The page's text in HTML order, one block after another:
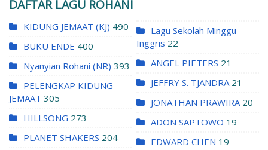
DAFTAR LAGU ROHANI
KIDUNG JEMAAT (KJ) 490
BUKU ENDE 400
Nyanyian Rohani (NR) 393
PELENGKAP KIDUNG
JEMAAT 305
HILLSONG 273
PLANET SHAKERS 204
Lagu Sekolah Minggu
Inggris 22
ANGEL PIETERS 21
JEFFRY S. TJANDRA 21
JONATHAN PRAWIRA 20
ADON SAPTOWO 19
EDWARD CHEN 19